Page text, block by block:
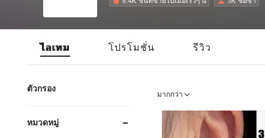
ไอเทม โปรโมชั่น รีวิว
ตัวกรอง
หมวดหมู่
มากกว่า